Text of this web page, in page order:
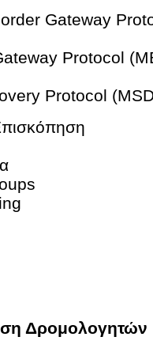
Gateway
Protocol
Protocol
Δρομολογητών